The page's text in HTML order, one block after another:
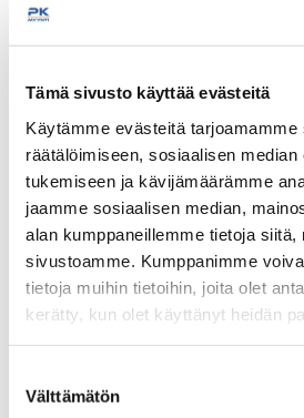
Tämä sivusto käyttää evästeitä
Käytämme evästeitä
räätälöimiseen, sosiaalisen median
tukemiseen ja kävijämäärämme
jaamme sosiaalisen median,
alan kumppaneillemme tietoja siitä,
sivustoamme. Kumppanimme
tietoja muihin tietoihin, joita olet
kerätty, kun olet käyttänyt heidän
valinta
Välttämätön
Tämäkin laite
TUTUSTU ›